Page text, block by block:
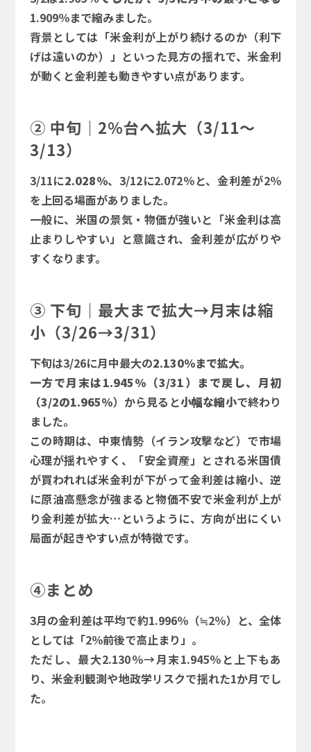
1.909％まで縮みました。
背景としては「米金利が上がり続けるのか（利下
げは遠いのか）」といった見方の揺れで、米金利
が動くと金利差も動きやすい点があります。
② 中旬｜2％台へ拡大（3/11〜
3/13）
3/11に2.028％、3/12に2.072％と、金利差が2％
を上回る場面がありました。
一般に、米国の景気・物価が強いと「米金利は高
止まりしやすい」と意識され、金利差が広がりや
すくなります。
③ 下旬｜最大まで拡大→月末は縮
小（3/26→3/31）
下旬は3/26に月中最大の2.130％まで拡大。
一方で月末は1.945％（3/31）まで戻し、月初
（3/2の1.965％）から見ると小幅な縮小で終わり
ました。
この時期は、中東情勢（イラン攻撃など）で市場
心理が揺れやすく、「安全資産」とされる米国債
が買われれば米金利が下がって金利差は縮小、逆
に原油高懸念が強まると物価不安で米金利が上が
り金利差が拡大…というように、方向が出にくい
局面が起きやすい点が特徴です。
④まとめ
3月の金利差は平均で約1.996％（≒2％）と、全体
としては「2％前後で高止まり」。
ただし、最大2.130％→月末1.945％と上下もあ
り、米金利観測や地政学リスクで揺れた1か月でし
た。